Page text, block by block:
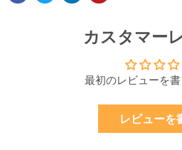
カスタマー
最初のレビューを
レビューを